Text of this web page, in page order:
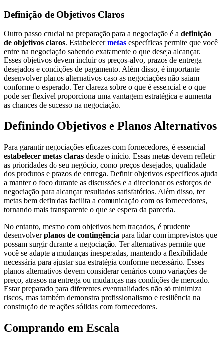
Definição de Objetivos Claros
Outro passo crucial na preparação para a negociação é a definição
de objetivos claros. Estabelecermetas específicas permite que você
entre na negociação sabendo exatamente o que deseja alcançar.
Esses objetivos devem incluir os preços-alvo, prazos de entrega
desejados e condições de pagamento. Além disso, é importante
desenvolver planos alternativos caso as negociações não saiam
conforme o esperado. Ter clareza sobre o que é essencial e o que
pode ser flexível proporciona uma vantagem estratégica e aumenta
as chances de sucesso na negociação.
Definindo Objetivos e Planos Alternativos
Para garantir negociações eficazes com fornecedores, é essencial
estabelecer metas claras desde o início. Essas metas devem refletir
as prioridades do seu negócio, como preços desejados, qualidade
dos produtos e prazos de entrega. Definir objetivos específicos ajuda
a manter o foco durante as discussões e a direcionar os esforços de
negociação para alcançar resultados satisfatórios. Além disso, ter
metas bem definidas facilita a comunicação com os fornecedores,
tornando mais transparente o que se espera da parceria.
No entanto, mesmo com objetivos bem traçados, é prudente
desenvolverplanos de contingência para lidar com imprevistos que
possam surgir durante a negociação. Ter alternativas permite que
você se adapte a mudanças inesperadas, mantendo a flexibilidade
necessária para ajustar sua estratégia conforme necessário. Esses
planos alternativos devem considerar cenários como variações de
preço, atrasos na entrega ou mudanças nas condições de mercado.
Estar preparado para diferentes eventualidades não só minimiza
riscos, mas também demonstra profissionalismo e resiliência na
construção de relações sólidas com fornecedores.
Comprando em Escala